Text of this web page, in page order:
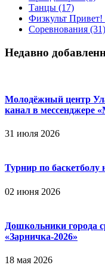
Танцы (17)
Физкульт Привет!
Соревнования (31)
Недавно
Молодёжный центр
канал в мессенджере
31 июля 2026
Турнир по баскетболу
02 июня 2026
Дошкольники города
«Зарничка‑2026»
18 мая 2026